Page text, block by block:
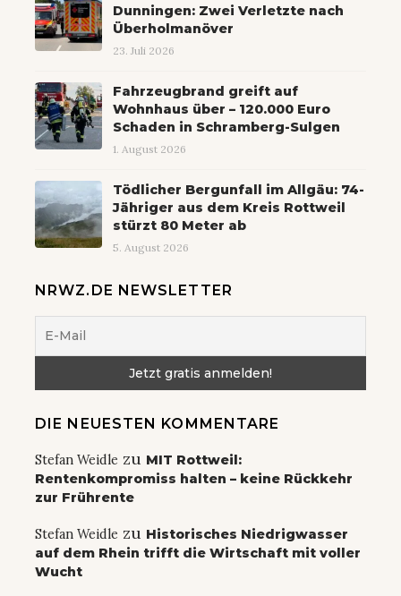
Dunningen: Zwei Verletzte nach
Überholmanöver
23. Juli 2026
Fahrzeugbrand greift auf
Wohnhaus über – 120.000 Euro
Schaden in Schramberg-Sulgen
1. August 2026
Tödlicher Bergunfall im Allgäu: 74-
Jähriger aus dem Kreis Rottweil
stürzt 80 Meter ab
5. August 2026
NRWZ.DE NEWSLETTER
DIE NEUESTEN KOMMENTARE
Stefan Weidle zu MIT Rottweil:
Rentenkompromiss halten – keine Rückkehr
zur Frührente
Stefan Weidle zu Historisches Niedrigwasser
auf dem Rhein trifft die Wirtschaft mit voller
Wucht